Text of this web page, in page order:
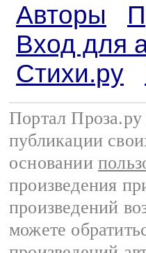
Авторы
Вход для
Стихи.ру
Портал Проза.ру
публикации
основании
произведения
произведений
можете